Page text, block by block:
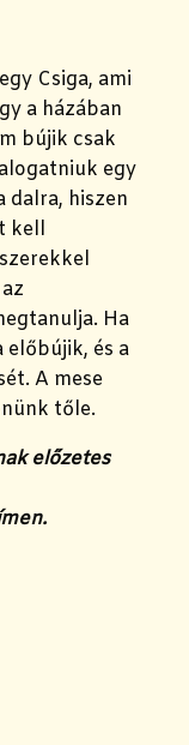
Csiga, ami
a házában
bújik csak
egy
dalra, hiszen
kell
Ha
előbújik, és a
A mese
tőle.
előzetes